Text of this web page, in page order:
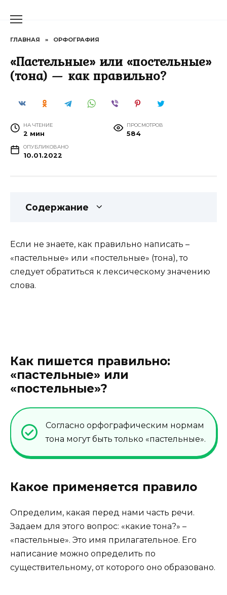
ГЛАВНАЯ » ОРФОГРАФИЯ
«Пастельные» или «постельные»
(тона) — как правильно?
НА ЧТЕНИЕ
2 мин
ПРОСМОТРОВ
584
ОПУБЛИКОВАНО
10.01.2022
Содержание
Если не знаете, как правильно написать –
«пастельные» или «постельные» (тона), то
следует обратиться к лексическому значению
слова.
Как пишется правильно:
«пастельные» или
«постельные»?
Согласно орфографическим нормам
тона могут быть только «пастельные».
Какое применяется правило
Определим, какая перед нами часть речи.
Задаем для этого вопрос: «какие тона?» –
«пастельные». Это имя прилагательное. Его
написание можно определить по
существительному, от которого оно образовано.